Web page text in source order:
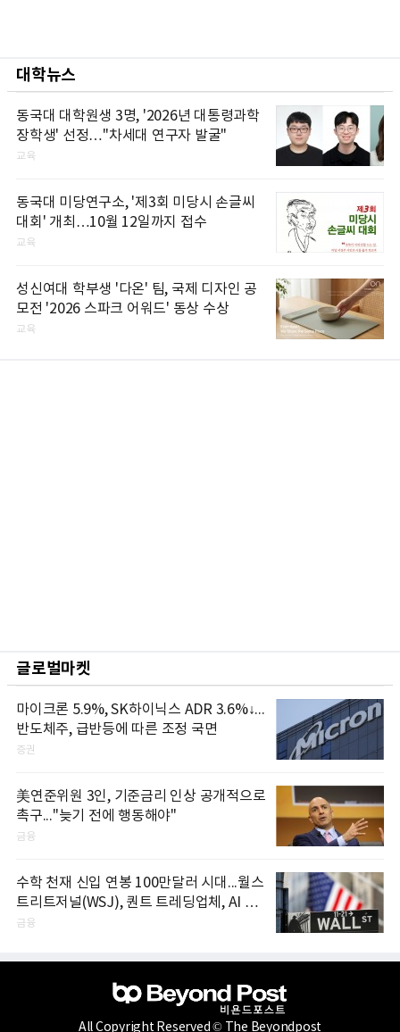
대학뉴스
동국대 대학원생 3명, '2026년 대통령과학
장학생' 선정…"차세대 연구자 발굴"
교육
동국대 미당연구소, '제3회 미당시 손글씨
대회' 개최…10월 12일까지 접수
교육
성신여대 학부생 '다온' 팀, 국제 디자인 공
모전 '2026 스파크 어워드' 동상 수상
교육
글로벌마켓
마이크론 5.9%, SK하이닉스 ADR 3.6%↓...
반도체주, 급반등에 따른 조정 국면
증권
美연준위원 3인, 기준금리 인상 공개적으로
촉구..."늦기 전에 행동해야"
금융
수학 천재 신입 연봉 100만달러 시대...월스
트리트저널(WSJ), 퀀트 트레딩업체, AI 기
업들 인재 확보 경쟁
금융
All Copyright Reserved © The Beyondpost